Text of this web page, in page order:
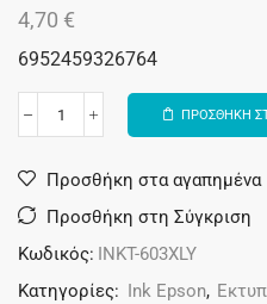
4,70 €
6952459326764
ΠΡΟΣΘΗΚΗ
Προσθήκη στα αγαπημένα
Προσθήκη στη Σύγκριση
Κωδικός: INKT-603XLY
Κατηγορίες:
Ink Epson,